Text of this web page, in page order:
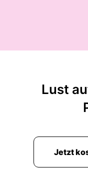
00:02:12: Und
der rechten
00:02:19:
Lust
Jetzt